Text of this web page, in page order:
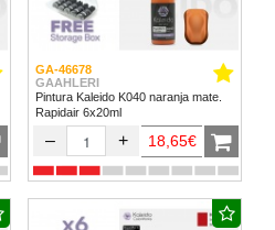
GA-46678
GAAHLERI
Pintura Kaleido K040 naranja mate.
Rapidair 6x20ml
– + 18,65€